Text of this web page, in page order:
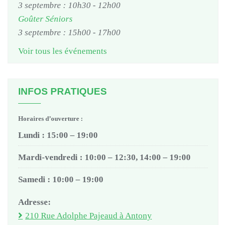
3 septembre : 10h30 - 12h00
Goûter Séniors
3 septembre : 15h00 - 17h00
Voir tous les événements
INFOS PRATIQUES
Horaires d’ouverture :
Lundi : 15:00 – 19:00
Mardi-vendredi : 10:00 – 12:30, 14:00 – 19:00
Samedi : 10:00 – 19:00
Adresse:
210 Rue Adolphe Pajeaud à Antony